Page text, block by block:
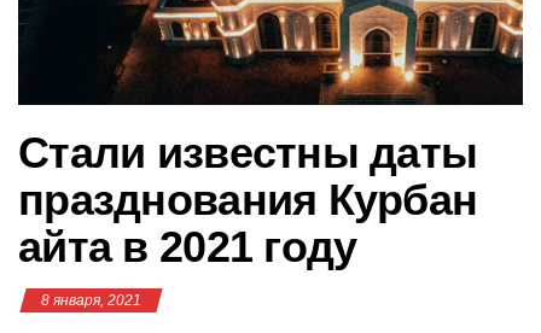
Стали известны даты
празднования Курбан
айта в 2021 году
8 января, 2021